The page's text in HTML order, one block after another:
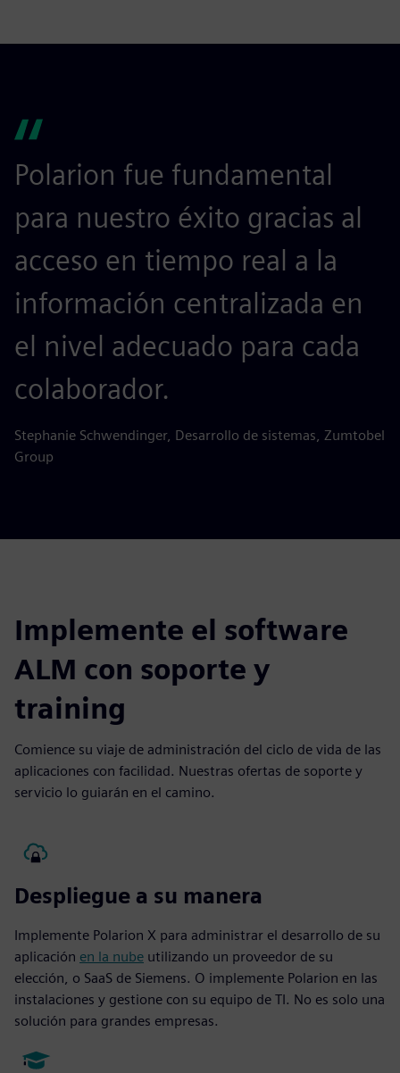
Polarion fue fundamental
para nuestro éxito gracias al
acceso en tiempo real a la
información centralizada en
el nivel adecuado para cada
colaborador.
Stephanie Schwendinger, Desarrollo de sistemas, Zumtobel
Group
Implemente el software
ALM con soporte y
training
Comience su viaje de administración del ciclo de vida de las
aplicaciones con facilidad. Nuestras ofertas de soporte y
servicio lo guiarán en el camino.
Despliegue a su manera
Implemente Polarion X para administrar el desarrollo de su
aplicación en la nube utilizando un proveedor de su
elección, o SaaS de Siemens. O implemente Polarion en las
instalaciones y gestione con su equipo de TI. No es solo una
solución para grandes empresas.